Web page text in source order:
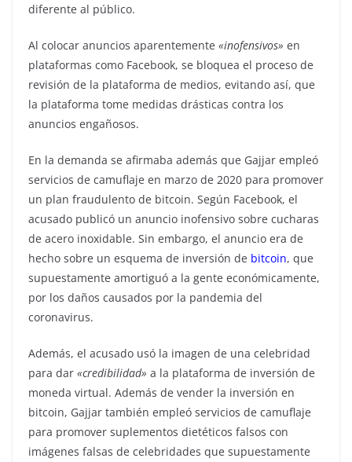
diferente al público.
Al colocar anuncios aparentemente «inofensivos» en
plataformas como Facebook, se bloquea el proceso de
revisión de la plataforma de medios, evitando así, que
la plataforma tome medidas drásticas contra los
anuncios engañosos.
En la demanda se afirmaba además que Gajjar empleó
servicios de camuflaje en marzo de 2020 para promover
un plan fraudulento de bitcoin. Según Facebook, el
acusado publicó un anuncio inofensivo sobre cucharas
de acero inoxidable. Sin embargo, el anuncio era de
hecho sobre un esquema de inversión de bitcoin, que
supuestamente amortiguó a la gente económicamente,
por los daños causados por la pandemia del
coronavirus.
Además, el acusado usó la imagen de una celebridad
para dar «credibilidad» a la plataforma de inversión de
moneda virtual. Además de vender la inversión en
bitcoin, Gajjar también empleó servicios de camuflaje
para promover suplementos dietéticos falsos con
imágenes falsas de celebridades que supuestamente